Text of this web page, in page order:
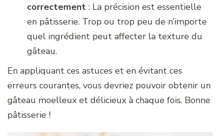
correctement : La précision est essentielle
en pâtisserie. Trop ou trop peu de n’importe
quel ingrédient peut affecter la texture du
gâteau.
En appliquant ces astuces et en évitant ces
erreurs courantes, vous devriez pouvoir obtenir un
gâteau moelleux et délicieux à chaque fois. Bonne
pâtisserie !